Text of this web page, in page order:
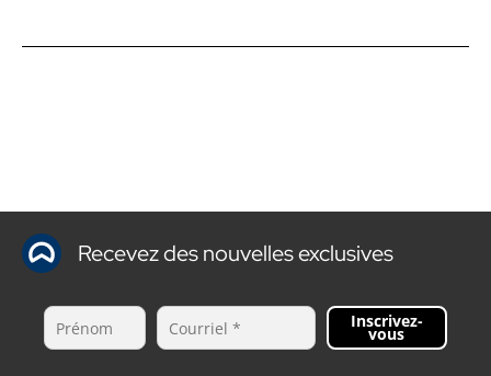
Recevez des nouvelles exclusives
Inscrivez-
vous